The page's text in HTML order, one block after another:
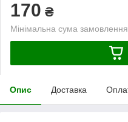
170 ₴
Мінімальна сума
Опис Доставка